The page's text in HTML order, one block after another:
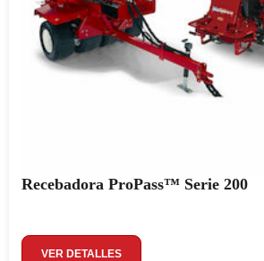
Recebadora ProPass™ Serie 200
VER DETALLES